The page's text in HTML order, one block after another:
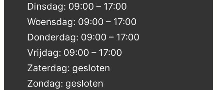
Dinsdag: 09:00 – 17:00
Woensdag: 09:00 – 17:00
Donderdag: 09:00 – 17:00
Vrijdag: 09:00 – 17:00
Zaterdag: gesloten
Zondag: gesloten